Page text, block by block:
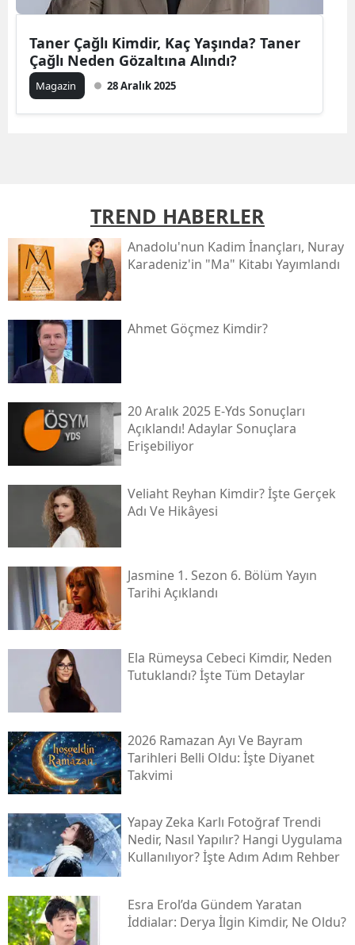
Taner Çağlı Kimdir, Kaç Yaşında? Taner
Çağlı Neden Gözaltına Alındı?
Magazin 28 Aralık 2025
TREND HABERLER
Anadolu'nun Kadim İnançları, Nuray
Karadeniz'in "ma" Kitabı Yayımlandı
Ahmet Göçmez Kimdir?
20 Aralık 2025 E-Yds Sonuçları
Açıklandı! Adaylar Sonuçlara
Erişebiliyor
Veliaht Reyhan Kimdir? İşte Gerçek
Adı Ve Hikâyesi
Jasmine 1. Sezon 6. Bölüm Yayın
Tarihi Açıklandı
Ela Rümeysa Cebeci Kimdir, Neden
Tutuklandı? İşte Tüm Detaylar
2026 Ramazan Ayı Ve Bayram
Tarihleri Belli Oldu: İşte Diyanet
Takvimi
Yapay Zeka Karlı Fotoğraf Trendi
Nedir, Nasıl Yapılır? Hangi Uygulama
Kullanılıyor? İşte Adım Adım Rehber
Esra Erol’da Gündem Yaratan
İddialar: Derya İlgin Kimdir, Ne Oldu?